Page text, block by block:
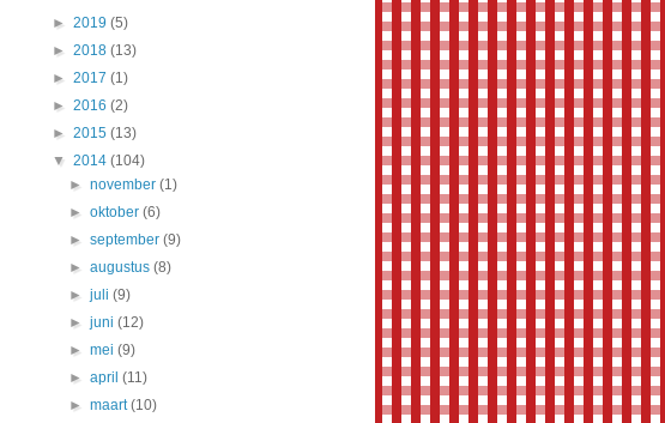
► 2019 (5)
► 2018 (13)
► 2017 (1)
► 2016 (2)
► 2015 (13)
▼ 2014 (104)
►november(1)
►oktober(6)
►september(9)
►augustus(8)
►juli(9)
►juni(12)
►mei(9)
►april(11)
►maart(10)